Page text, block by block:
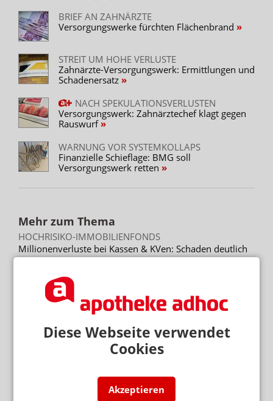
Diese Webseite verwendet
Cookies
Akzeptieren
BRIEF AN ZAHNÄRZTE
Versorgungswerke fürchten Flächenbrand
STREIT UM HOHE VERLUSTE
Zahnärzte-Versorgungswerk: Ermittlungen und
Schadenersatz
NACH SPEKULATIONSVERLUSTEN
Versorgungswerk: Zahnärztechef klagt gegen
Rauswurf
WARNUNG VOR SYSTEMKOLLAPS
Finanzielle Schieflage: BMG soll
Versorgungswerk retten
Mehr zum Thema
HOCHRISIKO-IMMOBILIENFONDS
Millionenverluste bei Kassen & KVen: Schaden deutlich
RETAXATIONEN IM GRIFF
Weniger Retax: „Bin begeistert vom E-Rezept“
Treuhand warnt vor Skonto-Fallen
WEGEN GKV-SPARPAKET